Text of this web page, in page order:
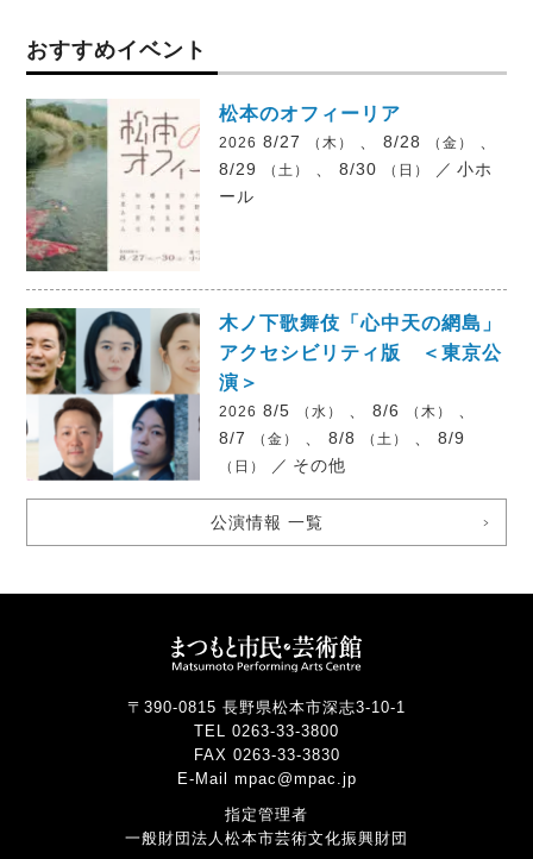
おすすめイベント
松本のオフィーリア
2026 8/27 （木） 、 8/28 （金）
8/29
（土） 、 8/30 （日） ／ 小ホ
ール
木ノ下歌舞伎「心中天の網島」
アクセシビリティ版 ＜東京公
演＞
2026 8/5 （水） 、 8/6 （木）
8/7
（金） 、 8/8 （土） 、 8/9
（日） ／ その他
公演情報 一覧
〒390-0815 長野県松本市深志3-10-1
TEL 0263-33-3800
FAX 0263-33-3830
E-Mail mpac@mpac.jp
指定管理者
一般財団法人松本市芸術文化振興財団